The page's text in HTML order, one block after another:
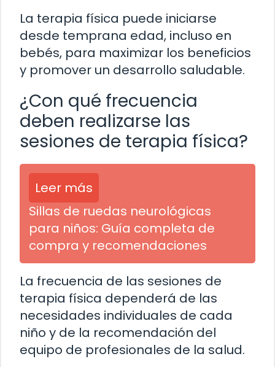
La terapia física puede iniciarse
desde temprana edad, incluso en
bebés, para maximizar los beneficios
y promover un desarrollo saludable.
¿Con qué frecuencia
deben realizarse las
sesiones de terapia física?
Leer más
Sillas de ruedas neurológicas
para niños: Guía completa de
compra y recomendaciones
La frecuencia de las sesiones de
terapia física dependerá de las
necesidades individuales de cada
niño y de la recomendación del
equipo de profesionales de la salud.